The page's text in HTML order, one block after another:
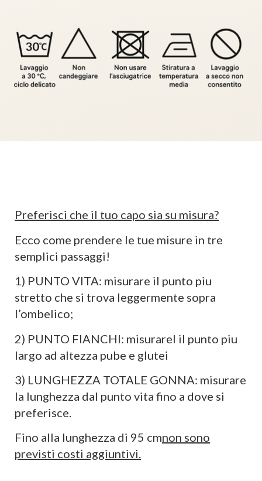
Preferisci che il tuo capo sia su misura?
Ecco come prendere le tue misure in tre
semplici passaggi!
1) PUNTO VITA: misurare il punto piu
stretto che si trova leggermente sopra
l’ombelico;
2) PUNTO FIANCHI: misurarel il punto piu
largo ad altezza pube e glutei
3) LUNGHEZZA TOTALE GONNA: misurare
la lunghezza dal punto vita fino a dove si
preferisce.
Fino alla lunghezza di 95 cmnon sono
previsti costi aggiuntivi.